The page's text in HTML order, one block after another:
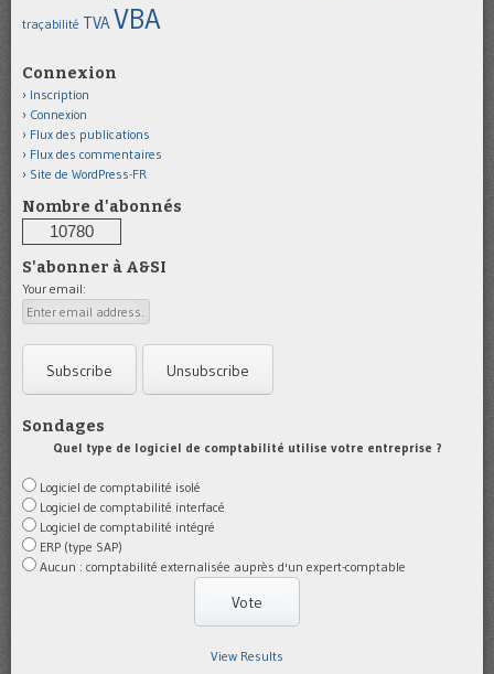
traçabilité TVAVBA
Connexion
Inscription
Connexion
Flux des publications
Flux des commentaires
Site de WordPress-FR
Nombre d'abonnés
10780
S'abonner à A&SI
Your email:
Sondages
Quel type de logiciel de comptabilité utilise votre entreprise ?
Logiciel de comptabilité isolé
Logiciel de comptabilité interfacé
Logiciel de comptabilité intégré
ERP (type SAP)
Aucun : comptabilité externalisée auprès d'un expert-comptable
View Results